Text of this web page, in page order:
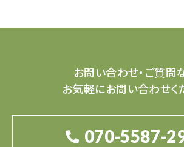
お問い合わせ・ご質問
お気軽にお問い合わせく
070-5587-